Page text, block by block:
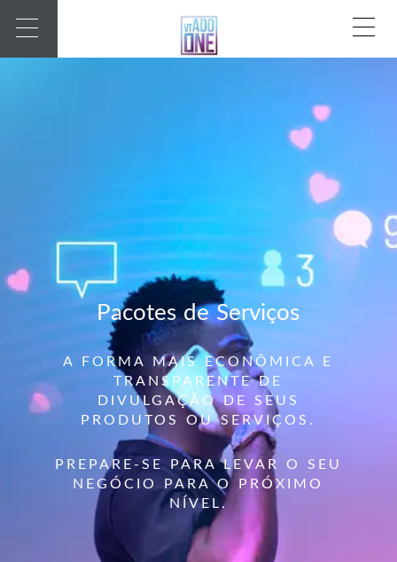
Pacotes de Serviços
A FORMA MAIS ECONÔMICA E
TRANSPARENTE DE
DIVULGAÇÃO DE SEUS
PRODUTOS OU SERVIÇOS.
PREPARE-SE PARA LEVAR O SEU
NEGÓCIO PARA O PRÓXIMO
NÍVEL.